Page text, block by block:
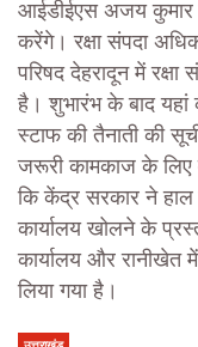
आईडीईएस अजय कुमार
करेंगे। रक्षा संपदा
परिषद देहरादून में रक्षा
है। शुभारंभ के बाद यहां
स्टाफ की तैनाती की
जरूरी कामकाज के
कि केंद्र सरकार ने हाल
कार्यालय खोलने के
कार्यालय और रानीखेत
लिया गया है।